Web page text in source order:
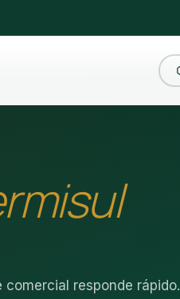
responde rápido.